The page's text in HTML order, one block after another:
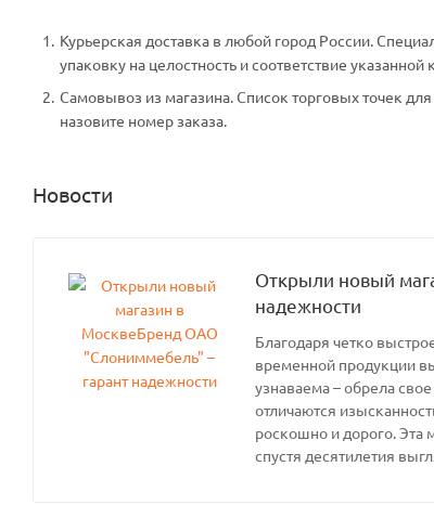
Курьерская доставка в любой город России.
упаковку на целостность и соответствие указанной
Самовывоз из магазина. Список торговых точек
назовите номер заказа.
Новости
Открыли новый
надежности
Благодаря четко
временной продукции
узнаваема – обрела
отличаются
роскошно и дорого. Эта
спустя десятилетия